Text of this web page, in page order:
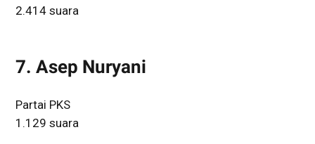
2.414 suara
7. Asep Nuryani
Partai PKS
1.129 suara